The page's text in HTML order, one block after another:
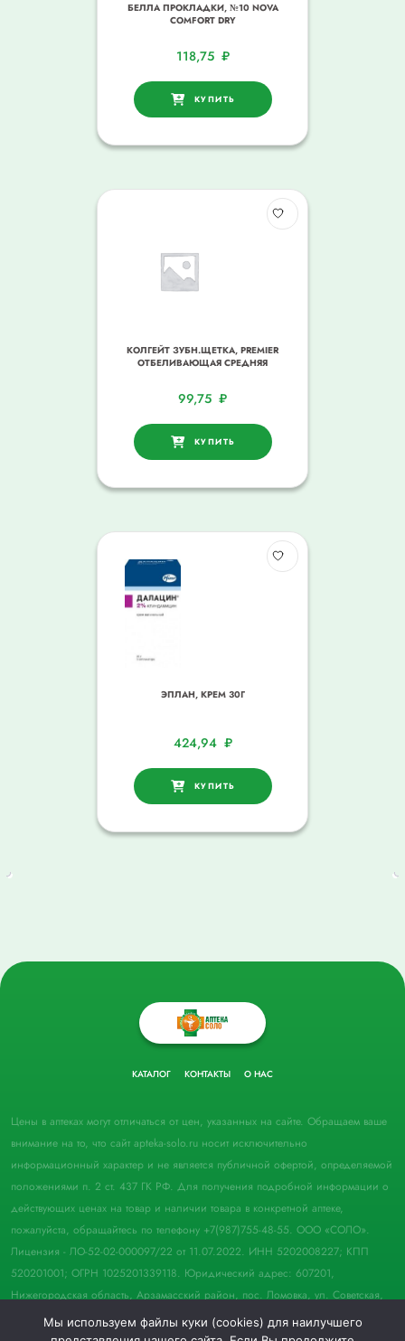
БЕЛЛА ПРОКЛАДКИ, №10 NOVA
COMFORT DRY
118,75 ₽
КУПИТЬ
КОЛГЕЙТ ЗУБН.ЩЕТКА, PREMIER
ОТБЕЛИВАЮЩАЯ СРЕДНЯЯ
99,75 ₽
КУПИТЬ
ЭПЛАН, КРЕМ 30Г
424,94 ₽
КУПИТЬ
КАТАЛОГ КОНТАКТЫ О НАС
Цены в аптеках могут отличаться от цен, указанных на сайте. Обращаем ваше
внимание на то, что сайт apteka-solo.ru носит исключительно
информационный характер и не является публичной офертой, определяемой
положениями п. 2 ст. 437 ГК РФ. Для получения подробной информации о
действующих ценах на товар и наличии товара в конкретной аптеке,
пожалуйста, обращайтесь по телефону +7(987)755-48-55. ООО «СОЛО».
Лицензия - ЛО-52-02-000097/22 от 11.07.2022. ИНН 5202008227; КПП
520201001; ОГРН 1025201339118. Юридический адрес: 607201,
Нижегородская область, Арзамасский район, пос. Ломовка, ул. Советская,
д. 33, пом. 21.
Мы используем файлы куки (cookies) для наилучшего